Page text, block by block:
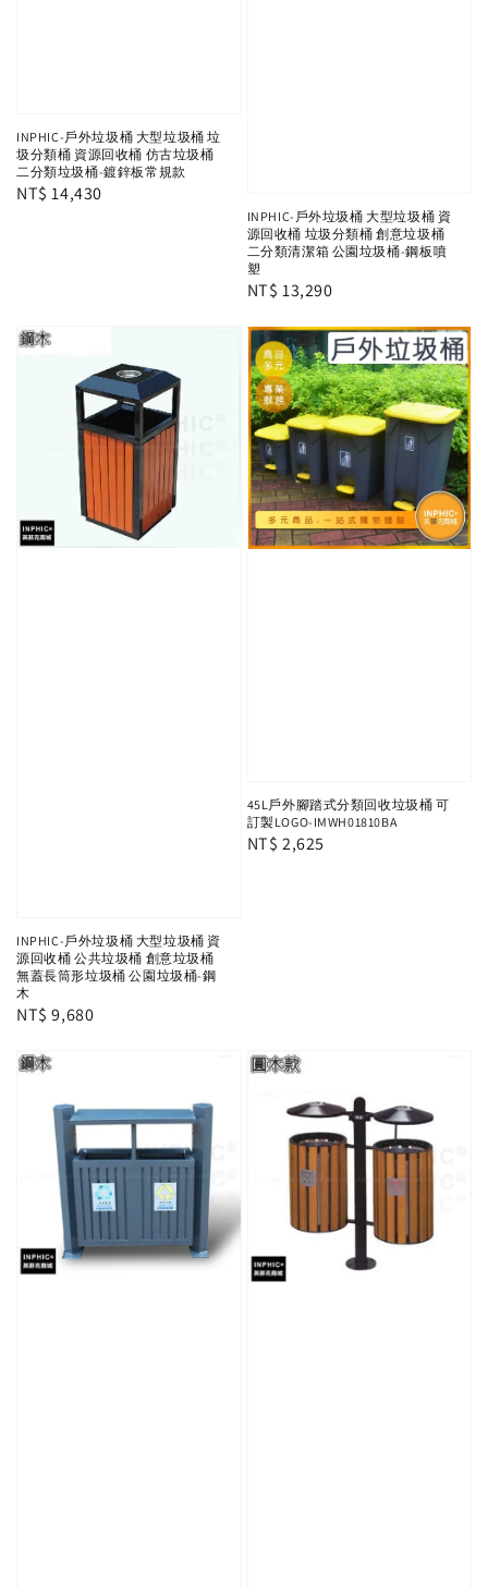
INPHIC-戶外垃圾桶 大型垃圾桶 垃
圾分類桶 資源回收桶 仿古垃圾桶
二分類垃圾桶-鍍鋅板常規款
Regular
NT$ 14,430
INPHIC-戶外垃圾桶 大型垃圾桶 資
源回收桶 垃圾分類桶 創意垃圾桶
二分類清潔箱 公園垃圾桶-鋼板噴
塑
Regular
NT$ 13,290
INPHIC-戶外垃圾桶 大型垃圾桶 資
源回收桶 公共垃圾桶 創意垃圾桶
無蓋長筒形垃圾桶 公園垃圾桶-鋼
木
Regular
NT$ 9,680
45L戶外腳踏式分類回收垃圾桶 可
訂製LOGO-IMWH01810BA
Regular
NT$ 2,625